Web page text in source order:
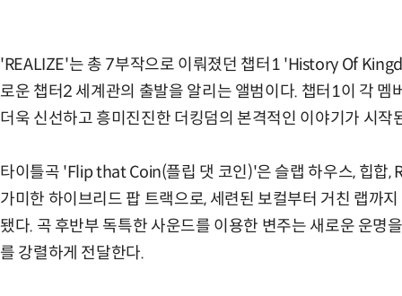
'REALIZE'는 총 7부작으로 이뤄졌던 챕터1 'History Of
로운 챕터2 세계관의 출발을 알리는 앨범이다. 챕터1이 각
더욱 신선하고 흥미진진한 더킹덤의 본격적인 이야기가 시작
타이틀곡 'Flip that Coin(플립 댓 코인)'은 슬랩 하우스, 힙합,
가미한 하이브리드 팝 트랙으로, 세련된 보컬부터 거친 랩까
됐다. 곡 후반부 독특한 사운드를 이용한 변주는 새로운 운명
를 강렬하게 전달한다.